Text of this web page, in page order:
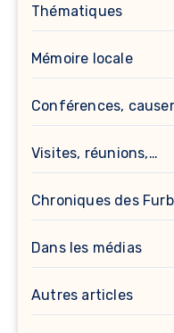
Thématiques
Mémoire locale
Conférences,
Visites, réunions,…
Chroniques des
Dans les médias
Autres articles